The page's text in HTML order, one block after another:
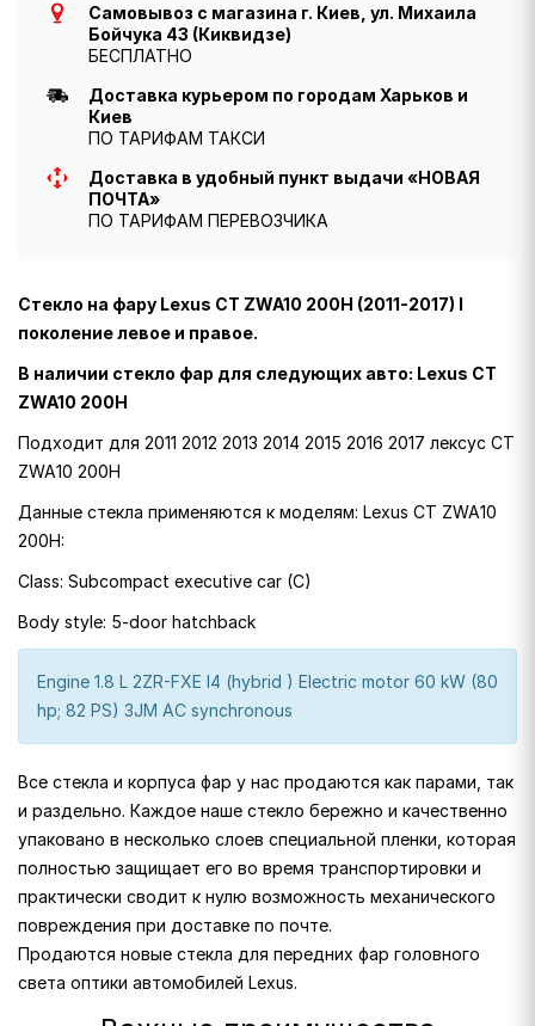
Самовывоз с магазина г. Киев, ул. Михаила
Бойчука 43 (Киквидзе)
БЕСПЛАТНО
Доставка курьером по городам Харьков и
Киев
ПО ТАРИФАМ ТАКСИ
Доставка в удобный пункт выдачи «НОВАЯ
ПОЧТА»
ПО ТАРИФАМ ПЕРЕВОЗЧИКА
Стекло на фару Lexus CT ZWA10 200H (2011-2017) I
поколение левое и правое.
В наличии стекло фар для следующих авто: Lexus CT
ZWA10 200H
Подходит для 2011 2012 2013 2014 2015 2016 2017 лексус CT
ZWA10 200H
Данные стекла применяются к моделям: Lexus CT ZWA10
200H:
Class: Subcompact executive car (C)
Body style: 5-door hatchback
Engine 1.8 L 2ZR-FXE I4 (hybrid ) Electric motor 60 kW (80
hp; 82 PS) 3JM AC synchronous
Все стекла и корпуса фар у нас продаются как парами, так
и раздельно. Каждое наше стекло бережно и качественно
упаковано в несколько слоев специальной пленки, которая
полностью защищает его во время транспортировки и
практически сводит к нулю возможность механического
повреждения при доставке по почте.
Продаются новые стекла для передних фар головного
света оптики автомобилей Lexus.